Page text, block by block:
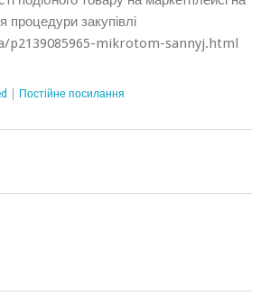
закупівлі
p2139085965-mikrotom-sannyj.html
Постійне посилання